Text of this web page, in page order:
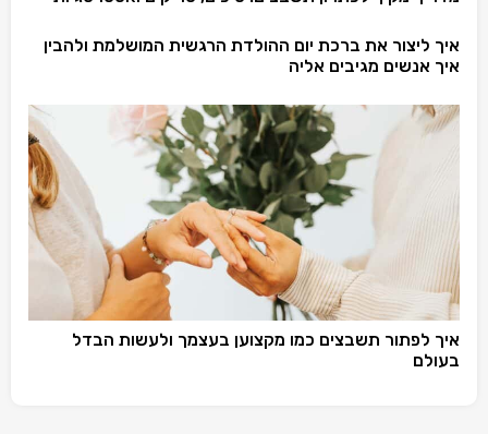
איך ליצור את ברכת יום ההולדת הרגשית המושלמת ולהבין
איך אנשים מגיבים אליה
איך לפתור תשבצים כמו מקצוען בעצמך ולעשות הבדל
בעולם